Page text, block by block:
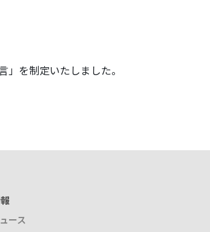
を制定いたしました。
ース